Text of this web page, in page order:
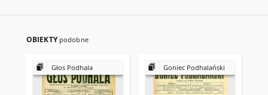
OBIEKTY podobne
Głos Podhala Goniec Podhalański